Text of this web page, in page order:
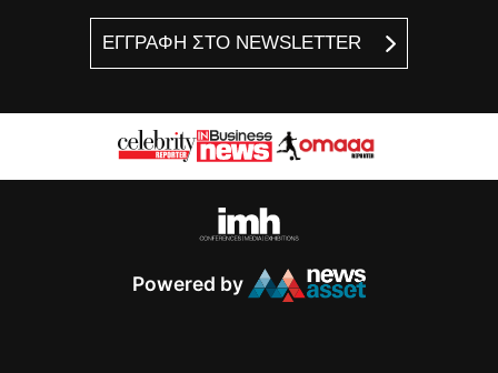
ΕΓΓΡΑΦΗ ΣΤΟ NEWSLETTER
Powered by